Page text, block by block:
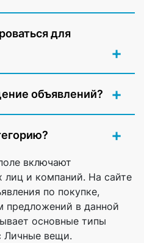
для
объявлений?
включают
лиц и компаний. На сайте
по покупке,
предложений в данной
основные типы
Личные вещи.